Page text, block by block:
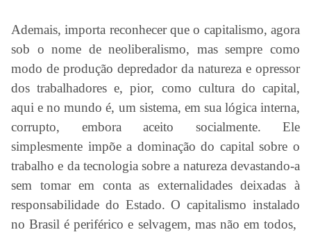
Ademais, importa reconhecer que o capitalismo, agora
sob o nome de neoliberalismo, mas sempre como
modo de produção depredador da natureza e opressor
dos trabalhadores e, pior, como cultura do capital,
aqui e no mundo é, um sistema, em sua lógica interna,
corrupto, embora aceito socialmente. Ele
simplesmente impõe a dominação do capital sobre o
trabalho e da tecnologia sobre a natureza devastando-a
sem tomar em conta as externalidades deixadas à
responsabilidade do Estado. O capitalismo instalado
no Brasil é periférico e selvagem, mas não em todos,